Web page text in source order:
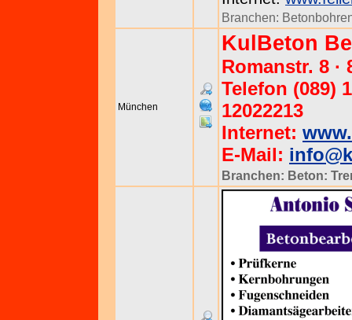
Branchen:
München
KulBeton
Romanstr. 8 ·
Telefon (089)
12022213
Internet:
E-Mail:
Branchen: Beton: